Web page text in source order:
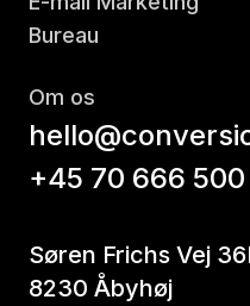
Bureau
Om os
+45 70 666 500
Søren Frichs Vej
8230 Åbyhøj